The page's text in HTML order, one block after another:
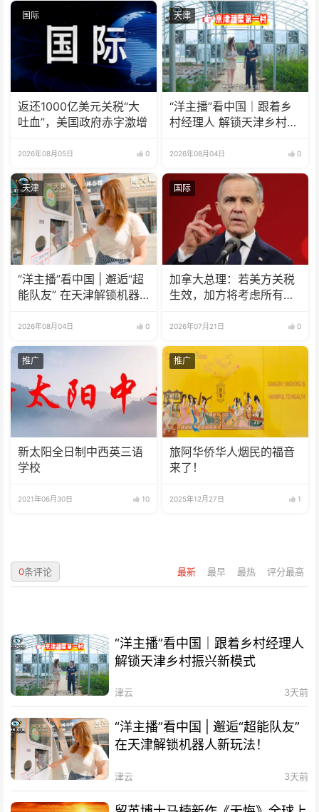
国际
返还1000亿美元关税“大
吐血”，美国政府赤字激增
2026年08月05日 0
天津
“洋主播”看中国｜跟着乡
村经理人 解锁天津乡村振
2026年08月04日 0
天津
“洋主播”看中国 | 邂逅“超
能队友” 在天津解锁机器
2026年08月04日 0
国际
加拿大总理：若美方关税
生效，加方将考虑所有回
2026年07月21日 0
推广
新太阳全日制中西英三语
学校
2021年06月30日 10
推广
旅阿华侨华人烟民的福音
来了！
2025年12月27日 1
最新 最早 最热 评分最高
0条评论
“洋主播”看中国｜跟着乡村经理人
解锁天津乡村振兴新模式
津云 3天前
“洋主播”看中国 | 邂逅“超能队友”
在天津解锁机器人新玩法！
津云 3天前